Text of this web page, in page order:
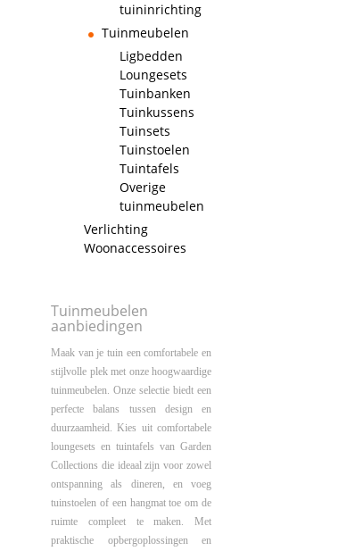
tuininrichting
Tuinmeubelen
Ligbedden
Loungesets
Tuinbanken
Tuinkussens
Tuinsets
Tuinstoelen
Tuintafels
Overige
tuinmeubelen
Verlichting
Woonaccessoires
Tuinmeubelen
aanbiedingen
Maak van je tuin een comfortabele en
stijlvolle plek met onze hoogwaardige
tuinmeubelen. Onze selectie biedt een
perfecte balans tussen design en
duurzaamheid. Kies uit comfortabele
loungesets en tuintafels van Garden
Collections die ideaal zijn voor zowel
ontspanning als dineren, en voeg
tuinstoelen of een hangmat toe om de
ruimte compleet te maken. Met
praktische opbergoplossingen en